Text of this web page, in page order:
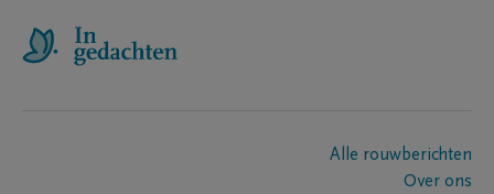
Alle rouwberichten
Over ons